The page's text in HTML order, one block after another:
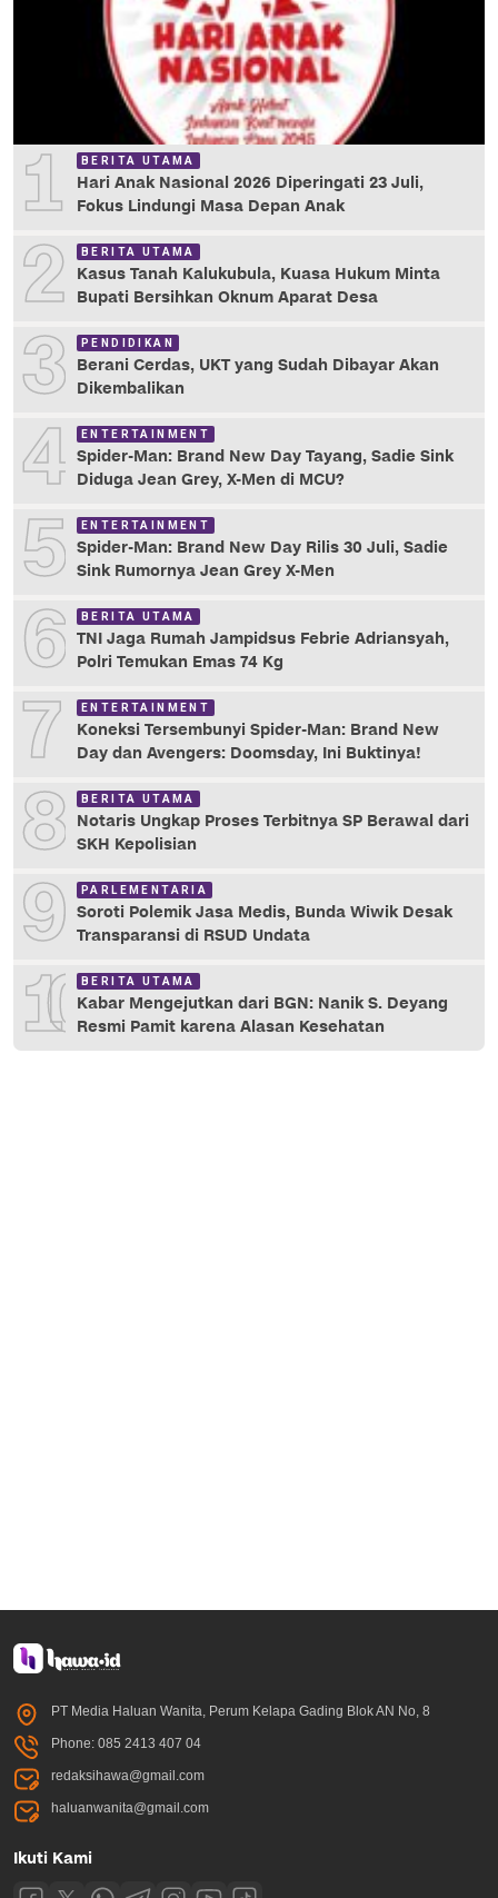
1 BERITA UTAMA
Hari Anak Nasional 2026 Diperingati 23 Juli,
Fokus Lindungi Masa Depan Anak
2 BERITA UTAMA
Kasus Tanah Kalukubula, Kuasa Hukum Minta
Bupati Bersihkan Oknum Aparat Desa
3 PENDIDIKAN
Berani Cerdas, UKT yang Sudah Dibayar Akan
Dikembalikan
4 ENTERTAINMENT
Spider-Man: Brand New Day Tayang, Sadie Sink
Diduga Jean Grey, X-Men di MCU?
5 ENTERTAINMENT
Spider-Man: Brand New Day Rilis 30 Juli, Sadie
Sink Rumornya Jean Grey X-Men
6 BERITA UTAMA
TNI Jaga Rumah Jampidsus Febrie Adriansyah,
Polri Temukan Emas 74 Kg
7 ENTERTAINMENT
Koneksi Tersembunyi Spider-Man: Brand New
Day dan Avengers: Doomsday, Ini Buktinya!
8 BERITA UTAMA
Notaris Ungkap Proses Terbitnya SP Berawal dari
SKH Kepolisian
9 PARLEMENTARIA
Soroti Polemik Jasa Medis, Bunda Wiwik Desak
Transparansi di RSUD Undata
10 BERITA UTAMA
Kabar Mengejutkan dari BGN: Nanik S. Deyang
Resmi Pamit karena Alasan Kesehatan
PT Media Haluan Wanita, Perum Kelapa Gading Blok AN No, 8
Phone: 085 2413 407 04
redaksihawa@gmail.com
haluanwanita@gmail.com
Ikuti Kami